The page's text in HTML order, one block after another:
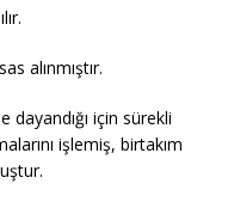
alınmıştır.
için sürekli
işlemiş, birtakım